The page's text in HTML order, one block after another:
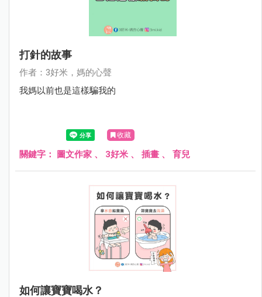
打針的故事
作者：3好米，媽的心聲
我媽以前也是這樣騙我的
收藏
關鍵字： 圖文作家 、 3好米 、 插畫 、 育兒
如何讓寶寶喝水？